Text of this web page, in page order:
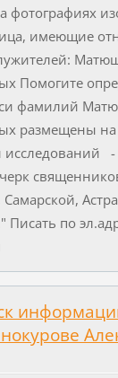
фотографиях
имеющие
Помогите
фамилий
размещены на
исследований -
Писать по